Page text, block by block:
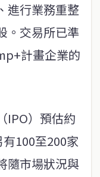
進行業務重整
。交易所已準
計畫企業的
IPO）預估約
100至200家
隨市場狀況與